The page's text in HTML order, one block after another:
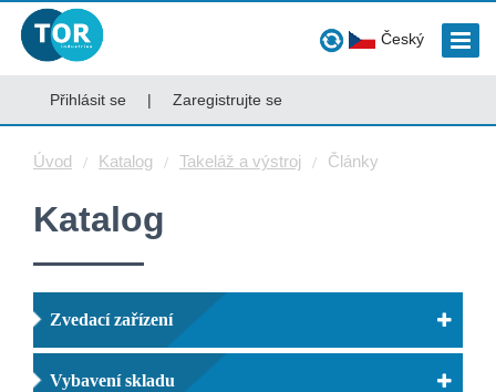
Český
Přihlásit se | Zaregistrujte se
Úvod Katalog Takeláž a výstroj Články
Katalog
Zvedací zařízení
Vybavení skladu